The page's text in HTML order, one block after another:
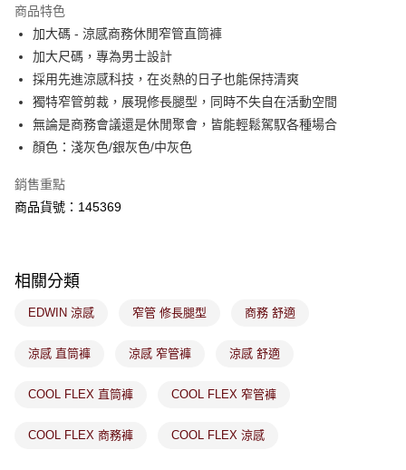
購買商品的店家。未經商家同意取消之訂單仍視為有效，需透過AFTEE先享
後付繳納相關費用。
※ 交易是否成功請以「AFTEE先享後付 」之結帳頁面顯示為準，若有關於
是否繳費成功／繳費後需取消欲退款等相關疑問，請聯繫「AFTEE先享後付
客戶支援中心」https://netprotections.freshdesk.com/support/home
１．透過由恩沛科技股份有限公司提供之「AFTEE先享後付」服務完成之交
易，需依本服務之必要範圍內提供個人資料，並將交易相關給付款項請求債
２．關於個人資料處理事宜，請瀏覽以下網址：
３．未成年的使用者請事先徵得法定代理人或監護人之同意方可使用
時審查核予不同之上限額度；若仍有額度不足之情形，本公司將視審查結果
５．嚴禁一人註冊多個帳號或使用他人資訊註冊。若發現惡意使用之情形，
免運費
付款後萊爾富取貨
免運費
7-11取貨付款
免運費
免運費
付款後門市取貨
免運費
商品特色
加大碼 - 涼感商務休閒窄管直筒褲
加大尺碼，專為男士設計
採用先進涼感科技，在炎熱的日子也能保持清爽
獨特窄管剪裁，展現修長腿型，同時不失自在活動空間
無論是商務會議還是休閒聚會，皆能輕鬆駕馭各種場合
顏色：淺灰色/銀灰色/中灰色
銷售重點
商品貨號：145369
相關分類
EDWIN 涼感 窄管 修長腿型 商務 舒適
涼感 直筒褲 涼感 窄管褲 涼感 舒適
COOL FLEX 直筒褲 COOL FLEX 窄管褲
COOL FLEX 商務褲 COOL FLEX 涼感